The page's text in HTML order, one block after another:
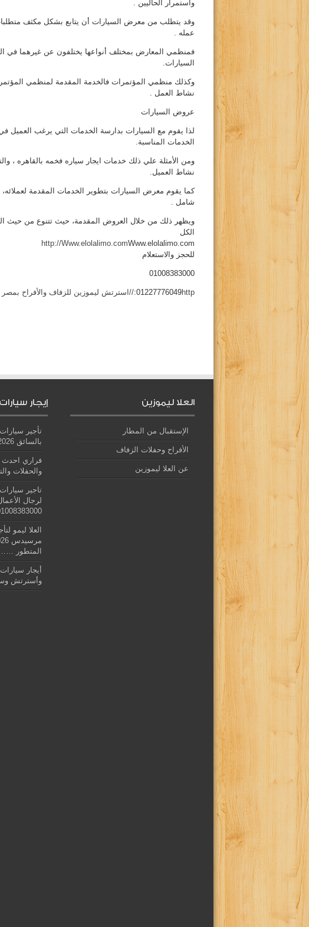
واستمرار الحاليين .
وقد يتطلب من معرض السيارات أن يتابع بشكل مكثف
عمله .
فمنظمي المعارض بمختلف أنواعها يختلفون عن غيرهما في
السيارات.
وكذلك منظمي المؤتمرات فالخدمة المقدمة لمنظمي
نشاط العمل .
عروض السيارات
لذا يقوم مع السيارات بدارسة الخدمات التي يرغب العميل
الخدمات المناسبة.
ومن الأمثلة علي ذلك خدمات ايجار سياره فخمه بالقاهره
نشاط العميل.
كما يقوم معرض السيارات بتطوير الخدمات المقدمة
شامل .
ويظهر ذلك من خلال العروض المقدمة، حيث تتنوع من حيث
الكل
http://Www.elolalimo.comWww.elolalimo.com
للحجز والاستعلام
01008383000
01227776049http://استرتش ليموزين للزفاف والأفراح بمصر العلا ليموزين
العلا ليموزين
الإستقبال من المطار
الأفراح وحفلات الزفاف
عن العلا ليموزين
إيجار
بالسائق 2026 العلا ليموزين
فراري احدث
والحفلات والتصوير
تاجير
لرجال
العلا ليمو
المتطور
أيجار
وأسترتش